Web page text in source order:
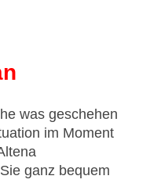
was geschehen
im Moment
ganz bequem